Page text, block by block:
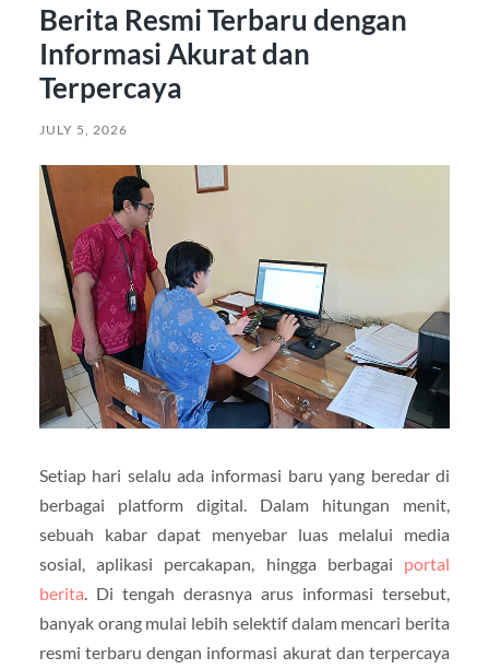
Berita Resmi Terbaru dengan
Informasi Akurat dan
Terpercaya
JULY 5, 2026
Setiap hari selalu ada informasi baru yang beredar di
berbagai platform digital. Dalam hitungan menit,
sebuah kabar dapat menyebar luas melalui media
sosial, aplikasi percakapan, hingga berbagai portal
berita . Di tengah derasnya arus informasi tersebut,
banyak orang mulai lebih selektif dalam mencari berita
resmi terbaru dengan informasi akurat dan terpercaya